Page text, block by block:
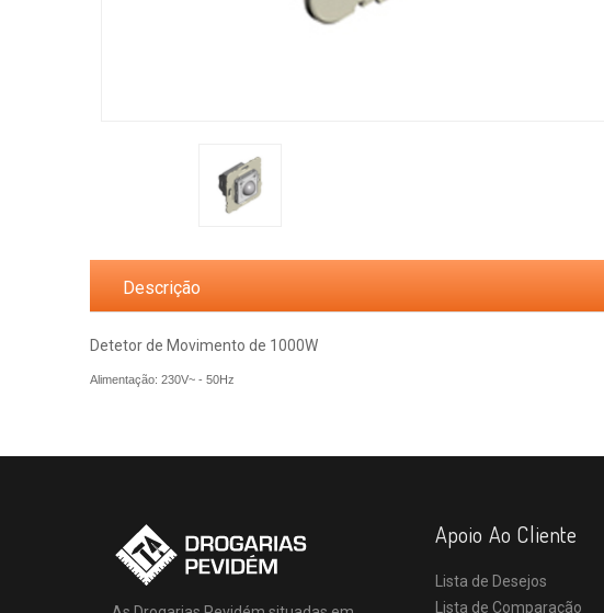
Descrição
Detetor de Movimento de 1000W
Alimentação: 230V~ - 50Hz
Apoio Ao Cliente
Lista de Desejos
Lista de Comparação